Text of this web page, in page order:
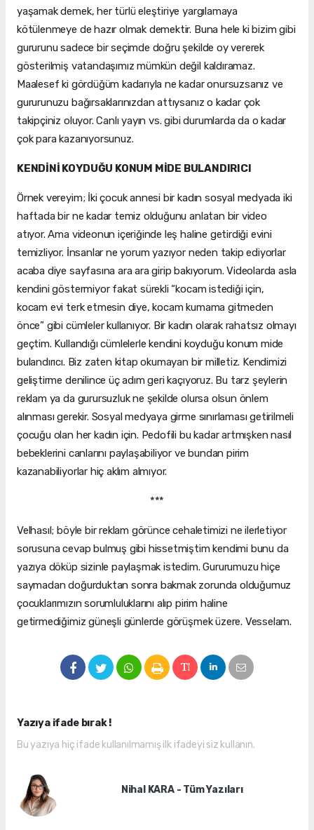
yaşamak demek, her türlü eleştiriye yargılamaya
kötülenmeye de hazır olmak demektir. Buna hele ki bizim gibi
gururunu sadece bir seçimde doğru şekilde oy vererek
gösterilmiş vatandaşımız mümkün değil kaldıramaz.
Maalesef ki gördüğüm kadarıyla ne kadar onursuzsanız ve
gururunuzu bağırsaklarınızdan attıysanız o kadar çok
takipçiniz oluyor. Canlı yayın vs. gibi durumlarda da o kadar
çok para kazanıyorsunuz.
KENDİNİ KOYDUĞU KONUM MİDE BULANDIRICI
Örnek vereyim; İki çocuk annesi bir kadın sosyal medyada iki
haftada bir ne kadar temiz olduğunu anlatan bir video
atıyor. Ama videonun içeriğinde leş haline getirdiği evini
temizliyor. İnsanlar ne yorum yazıyor neden takip ediyorlar
acaba diye sayfasına ara ara girip bakıyorum. Videolarda asla
kendini göstermiyor fakat sürekli “kocam istediği için,
kocam evi terk etmesin diye, kocam kumama gitmeden
önce” gibi cümleler kullanıyor. Bir kadın olarak rahatsız olmayı
geçtim. Kullandığı cümlelerle kendini koyduğu konum mide
bulandırıcı. Biz zaten kitap okumayan bir milletiz. Kendimizi
geliştirme denilince üç adım geri kaçıyoruz. Bu tarz şeylerin
reklam ya da gurursuzluk ne şekilde olursa olsun önlem
alınması gerekir. Sosyal medyaya girme sınırlaması getirilmeli
çocuğu olan her kadın için. Pedofili bu kadar artmışken nasıl
bebeklerini canlarını paylaşabiliyor ve bundan pirim
kazanabiliyorlar hiç aklım almıyor.
***
Velhasıl; böyle bir reklam görünce cehaletimizi ne ilerletiyor
sorusuna cevap bulmuş gibi hissetmiştim kendimi bunu da
yazıya döküp sizinle paylaşmak istedim. Gururumuzu hiçe
saymadan doğurduktan sonra bakmak zorunda olduğumuz
çocuklarımızın sorumluluklarını alıp pirim haline
getirmediğimiz güneşli günlerde görüşmek üzere. Vesselam.
Yazıya ifade bırak !
Bu yazıya hiç ifade kullanılmamış ilk ifadeyi siz kullanın.
Nihal KARA - Tüm Yazıları